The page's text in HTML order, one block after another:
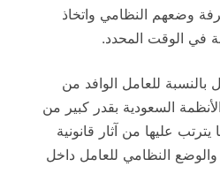
وضعهم النظامي واتخاذ
في الوقت المحدد.
بالنسبة للعامل الوافد من
السعودية بقدر كبير من
عليها من آثار قانونية
النظامي للعامل داخل